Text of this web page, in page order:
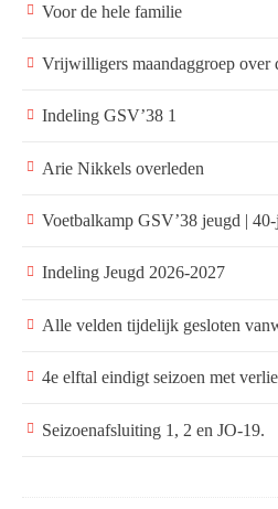
Voor de hele familie
Vrijwilligers maandaggroep over
Indeling GSV’38 1
Arie Nikkels overleden
Voetbalkamp GSV’38 jeugd |
Indeling Jeugd 2026-2027
Alle velden tijdelijk gesloten
4e elftal eindigt seizoen met
Seizoenafsluiting 1, 2 en JO-19.